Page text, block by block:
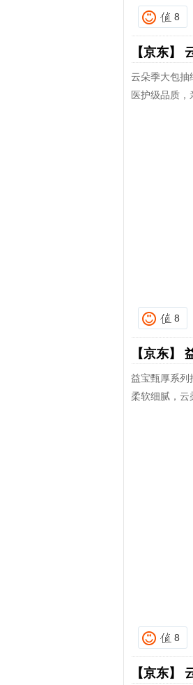
8
【京东】
云朵季大包抽
医护级品质，
8
【京东】
益宝甄厚系列
柔软细腻，云
8
【京东】